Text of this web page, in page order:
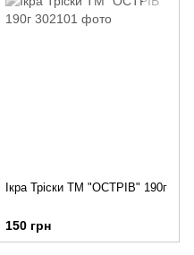
Ікра Тріски ТМ "ОСТРІВ" 190г
150 грн